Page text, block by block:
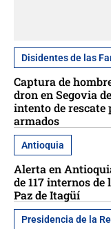
Disidentes de las
Captura de
dron en Segovia
intento de rescate
armados
Antioquia
Alerta en
de 117 internos de
Paz de Itagüí
Presidencia de la